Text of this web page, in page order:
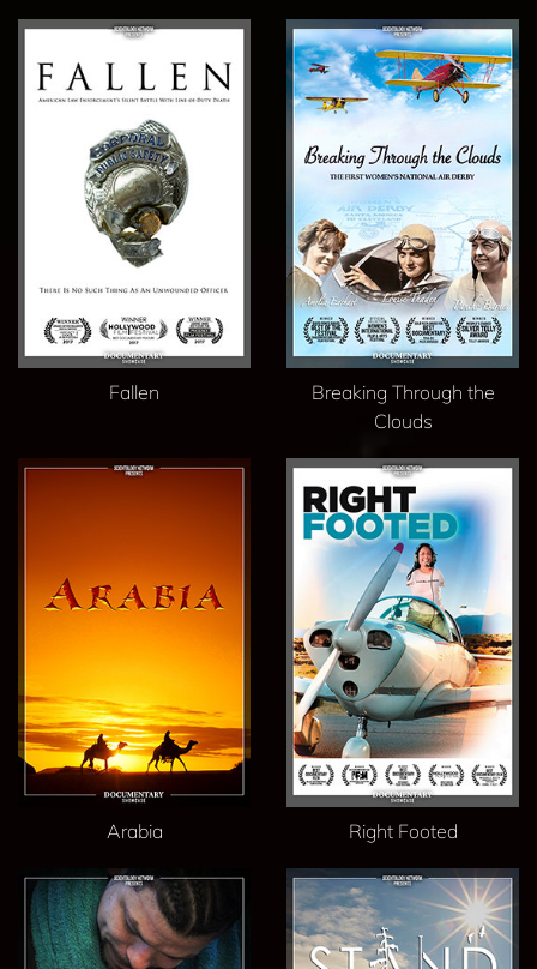
Fallen
Breaking Through the
Clouds
Arabia Right Footed